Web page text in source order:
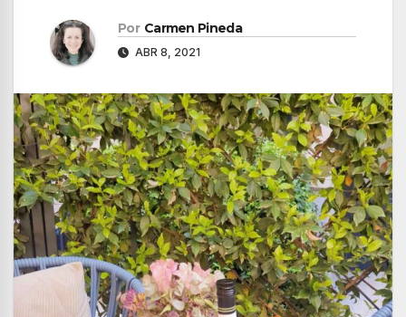
Por Carmen Pineda
ABR 8, 2021